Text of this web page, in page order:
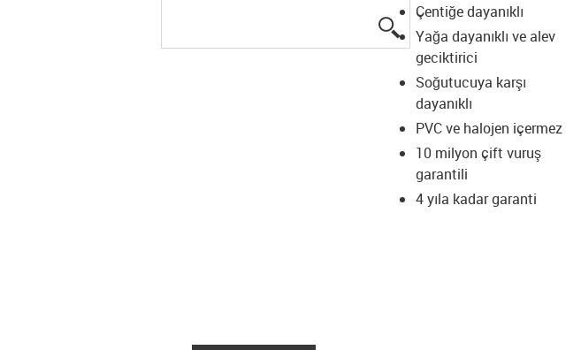
igus-icon-lupe
Çentiğe dayanıklı
Yağa dayanıklı ve alev
geciktirici
Soğutucuya karşı
dayanıklı
PVC ve halojen içermez
10 milyon çift vuruş
garantili
4 yıla kadar garanti